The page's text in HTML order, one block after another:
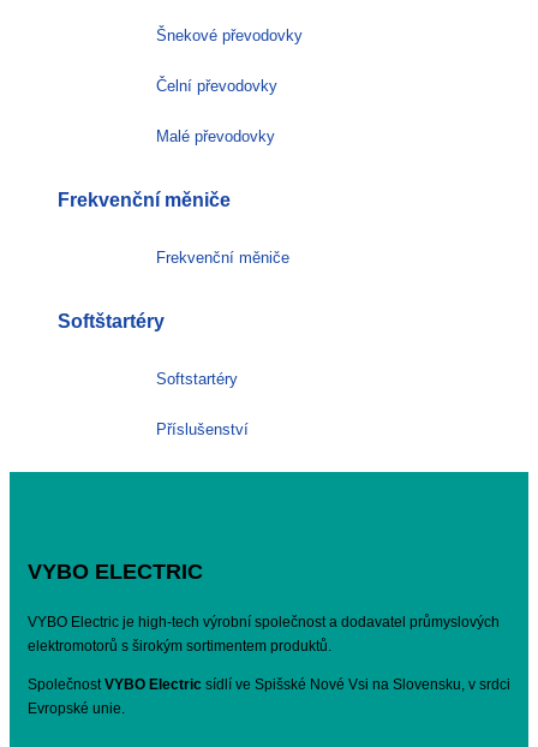
Šnekové převodovky
Čelní převodovky
Malé převodovky
Frekvenční měniče
Frekvenční měniče
Softštartéry
Softstartéry
Příslušenství
VYBO ELECTRIC
VYBO Electric je high-tech výrobní společnost a dodavatel průmyslových
elektromotorů s širokým sortimentem produktů.
SpolečnostVYBO Electric sídlí ve Spišské Nové Vsi na Slovensku, v srdci
Evropské unie.